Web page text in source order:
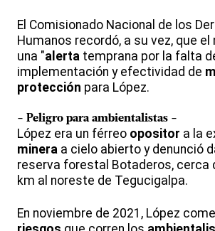
El Comisionado Nacional de los
Humanos recordó, a su vez, que
una "alerta temprana por la falta
implementación y efectividad de
protección para López.
- Peligro paraambientalistas -
López era un férreo opositor a la
minera a cielo abierto y denunció
reserva forestal Botaderos, cerca
km al noreste de Tegucigalpa.
En noviembre de 2021, López